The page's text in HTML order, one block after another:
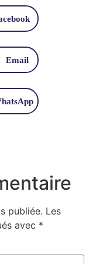
Email
publiée. Les
avec *